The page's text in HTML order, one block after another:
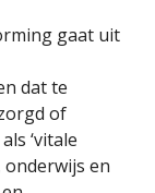
gaat uit
dat te
of
‘vitale
onderwijs en